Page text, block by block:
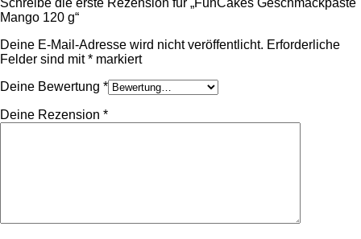
Mango 120 g“
Deine E-Mail-Adresse wird nicht veröffentlicht. Erforderliche
Felder sind mit* markiert
Deine Bewertung *
Deine Rezension *